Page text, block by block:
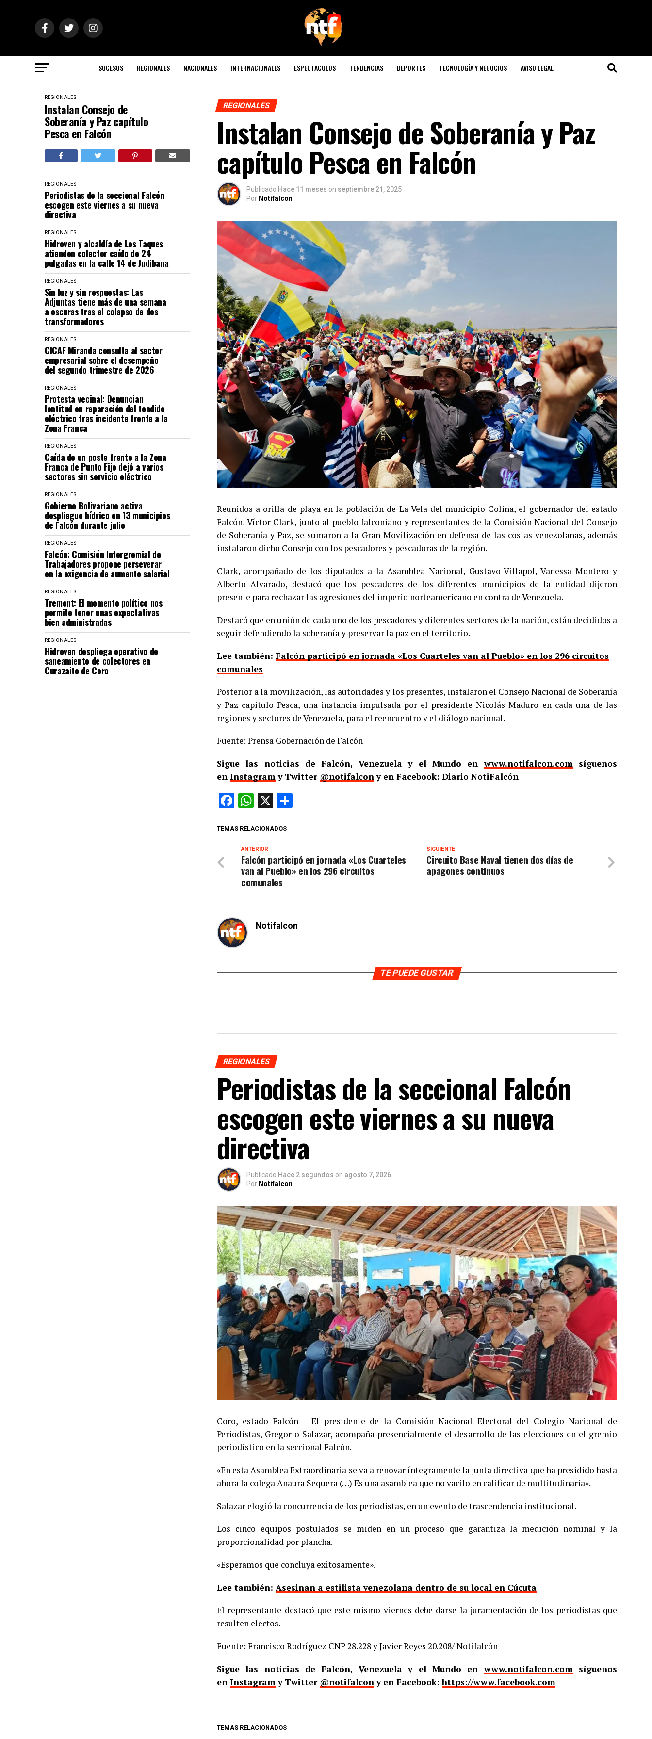
SUCESOS REGIONALES NACIONALES INTERNACIONALES ESPECTACULOS TENDENCIAS DEPORTES TECNOLOGÍA Y NEGOCIOS AVISO LEGAL
REGIONALES
Instalan Consejo de
Soberanía y Paz capítulo
Pesca en Falcón
REGIONALES
Periodistas de la seccional Falcón
escogen este viernes a su nueva
directiva
REGIONALES
Hidroven y alcaldía de Los Taques
atienden colector caído de 24
pulgadas en la calle 14 de Judibana
REGIONALES
Sin luz y sin respuestas: Las
Adjuntas tiene más de una semana
a oscuras tras el colapso de dos
transformadores
REGIONALES
CICAF Miranda consulta al sector
empresarial sobre el desempeño
del segundo trimestre de 2026
REGIONALES
Protesta vecinal: Denuncian
lentitud en reparación del tendido
eléctrico tras incidente frente a la
Zona Franca
REGIONALES
Caída de un poste frente a la Zona
Franca de Punto Fijo dejó a varios
sectores sin servicio eléctrico
REGIONALES
Gobierno Bolivariano activa
despliegue hídrico en 13 municipios
de Falcón durante julio
REGIONALES
Falcón: Comisión Intergremial de
Trabajadores propone perseverar
en la exigencia de aumento salarial
REGIONALES
Tremont: El momento político nos
permite tener unas expectativas
bien administradas
REGIONALES
Hidroven despliega operativo de
saneamiento de colectores en
Curazaito de Coro
REGIONALES
Instalan Consejo de Soberanía y Paz
capítulo Pesca en Falcón
Publicado Hace 11 meses on septiembre 21, 2025
Por Notifalcon
Reunidos a orilla de playa en la población de La Vela del municipio Colina, el gobernador del estado
Falcón, Víctor Clark, junto al pueblo falconiano y representantes de la Comisión Nacional del Consejo
de Soberanía y Paz, se sumaron a la Gran Movilización en defensa de las costas venezolanas, además
instalaron dicho Consejo con los pescadores y pescadoras de la región.
Clark, acompañado de los diputados a la Asamblea Nacional, Gustavo Villapol, Vanessa Montero y
Alberto Alvarado, destacó que los pescadores de los diferentes municipios de la entidad dijeron
presente para rechazar las agresiones del imperio norteamericano en contra de Venezuela.
Destacó que en unión de cada uno de los pescadores y diferentes sectores de la nación, están decididos a
seguir defendiendo la soberanía y preservar la paz en el territorio.
Lee también: Falcón participó en jornada «Los Cuarteles van al Pueblo» en los 296 circuitos
comunales
Posterior a la movilización, las autoridades y los presentes, instalaron el Consejo Nacional de Soberanía
y Paz capitulo Pesca, una instancia impulsada por el presidente Nicolás Maduro en cada una de las
regiones y sectores de Venezuela, para el reencuentro y el diálogo nacional.
Fuente: Prensa Gobernación de Falcón
Sigue las noticias de Falcón, Venezuela y el Mundo enwww.notifalcon.comsíguenos
en Instagramy Twitter @notifalcony en Facebook: Diario NotiFalcón
Facebook
WhatsApp
X
TEMAS RELACIONADOS
SIGUIENTE
Circuito Base Naval tienen dos días de
apagones continuos
ANTERIOR
Falcón participó en jornada «Los Cuarteles
van al Pueblo» en los 296 circuitos
comunales
Notifalcon
TE PUEDE GUSTAR
REGIONALES
Periodistas de la seccional Falcón
escogen este viernes a su nueva
directiva
Publicado Hace 2 segundos on agosto 7, 2026
Por Notifalcon
Coro, estado Falcón – El presidente de la Comisión Nacional Electoral del Colegio Nacional de
Periodistas, Gregorio Salazar, acompaña presencialmente el desarrollo de las elecciones en el gremio
periodístico en la seccional Falcón.
«En esta Asamblea Extraordinaria se va a renovar íntegramente la junta directiva que ha presidido hasta
ahora la colega Anaura Sequera (…) Es una asamblea que no vacilo en calificar de multitudinaria».
Salazar elogió la concurrencia de los periodistas, en un evento de trascendencia institucional.
Los cinco equipos postulados se miden en un proceso que garantiza la medición nominal y la
proporcionalidad por plancha.
«Esperamos que concluya exitosamente».
Lee también: Asesinan a estilista venezolana dentro de su local en Cúcuta
El representante destacó que este mismo viernes debe darse la juramentación de los periodistas que
resulten electos.
Fuente: Francisco Rodríguez CNP 28.228 y Javier Reyes 20.208/ Notifalcón
Sigue las noticias de Falcón, Venezuela y el Mundo enwww.notifalcon.comsíguenos
en Instagramy Twitter @notifalcony en Facebook:https://www.facebook.com
TEMAS RELACIONADOS